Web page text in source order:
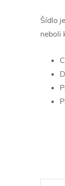
Šídlo
neboli